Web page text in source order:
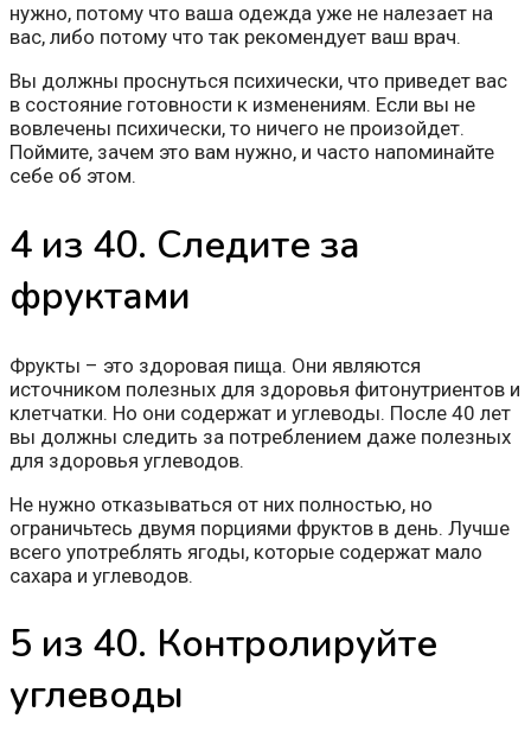
нужно, потому что ваша одежда уже не налезает на
вас, либо потому что так рекомендует ваш врач.
Вы должны проснуться психически, что приведет вас
в состояние готовности к изменениям. Если вы не
вовлечены психически, то ничего не произойдет.
Поймите, зачем это вам нужно, и часто напоминайте
себе об этом.
4 из 40. Следите за
фруктами
Фрукты – это здоровая пища. Они являются
источником полезных для здоровья фитонутриентов и
клетчатки. Но они содержат и углеводы. После 40 лет
вы должны следить за потреблением даже полезных
для здоровья углеводов.
Не нужно отказываться от них полностью, но
ограничьтесь двумя порциями фруктов в день. Лучше
всего употреблять ягоды, которые содержат мало
сахара и углеводов.
5 из 40. Контролируйте
углеводы